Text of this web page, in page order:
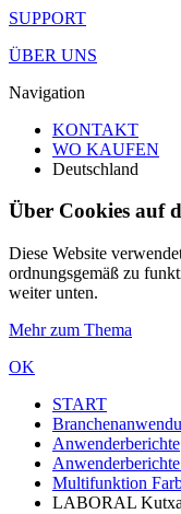
SUPPORT
ÜBER UNS
Navigation
KONTAKT
WO KAUFEN
Deutschland
Über Cookies auf
Diese Website
ordnungsgemäß zu
weiter unten.
Mehr zum Thema
OK
START
Anwenderberichte
Multifunktion
LABORAL Kutxa